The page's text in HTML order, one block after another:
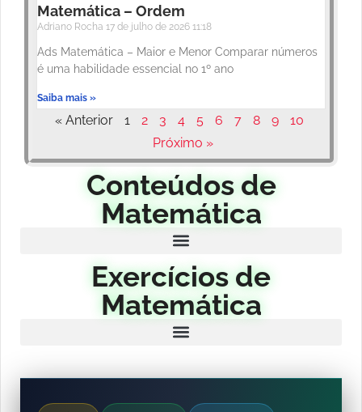
Matemática – Ordem
Adriano Rocha 17 de julho de 2026 11:18
Ads Matemática – Maior e Menor Comparar números
é uma habilidade essencial no 1º ano
Saiba mais »
« Anterior 1 2 3 4 5 6 7 8 9
10
Próximo »
Conteúdos de
Matemática
Exercícios de
Matemática